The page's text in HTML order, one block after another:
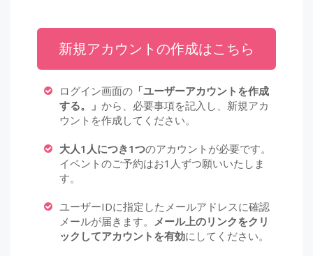
新規アカウントの作成はこちら
ログイン画面の 「ユーザーアカウントを作成
する。」 から、必要事項を記入し、新規アカ
ウントを作成してください。
大人1人につき1つのアカウントが必要です。
イベントのご予約はお1人ずつ願いいたしま
す。
ユーザーIDに指定したメールアドレスに確認
メールが届きます。
メール上のリンクをクリ
ックしてアカウントを有効にしてください。